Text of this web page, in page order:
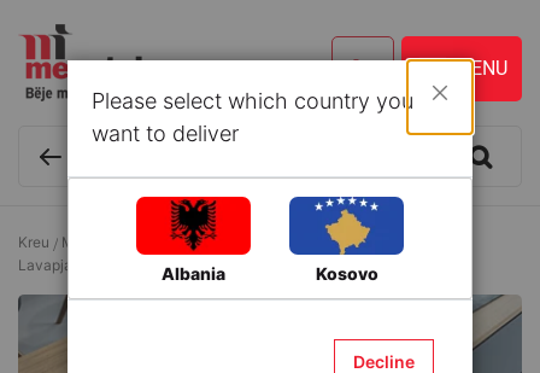
Kreu Mobilim i brendshëm
Mobilje kuzhine dhe Aksesorë
Lavapjata graniti
Please select which country you
want to deliver
Albania Kosovo
Decline